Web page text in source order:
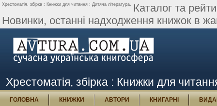
Хрестоматія, збірка : Книжки для читання : Дитяча література. Каталог та
Новинки, останні надходження книжок в
Хрестоматія, збірка : Книжки для
ГОЛОВНА КНИЖКИ АВТОРИ КНИГАРНІ